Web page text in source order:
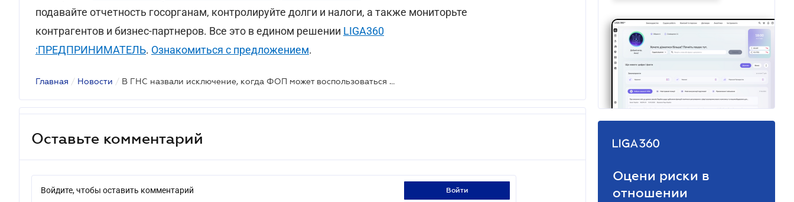
подавайте отчетность госорганам, контролируйте долги и налоги, а также мониторьте
контрагентов и бизнес-партнеров. Все это в едином решении LIGA360
:ПРЕДПРИНИМАТЕЛЬ. Ознакомиться с предложением.
Главная / Новости / В ГНС назвали исключение, когда ФОП может воспользоваться налоговой социальной льготой
Оставьте комментарий
Войдите, чтобы оставить комментарий войти
Оцени риски в
отношении